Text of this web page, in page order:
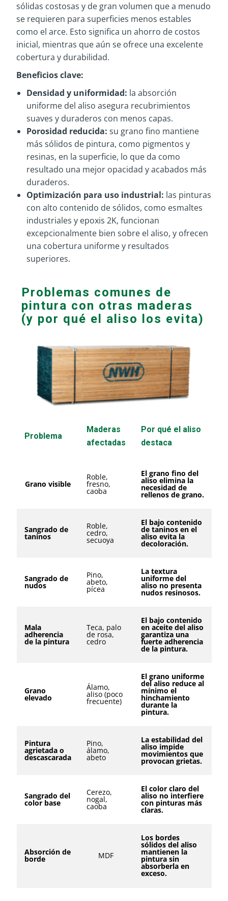
sólidas costosas y de gran volumen que a menudo
se requieren para superficies menos estables
como el arce. Esto significa un ahorro de costos
inicial, mientras que aún se ofrece una excelente
cobertura y durabilidad.
Beneficios clave:
Densidad y uniformidad: la absorción
uniforme del aliso asegura recubrimientos
suaves y duraderos con menos capas.
Porosidad reducida: su grano fino mantiene
más sólidos de pintura, como pigmentos y
resinas, en la superficie, lo que da como
resultado una mejor opacidad y acabados más
duraderos.
Optimización para uso industrial: las pinturas
con alto contenido de sólidos, como esmaltes
industriales y epoxis 2K, funcionan
excepcionalmente bien sobre el aliso, y ofrecen
una cobertura uniforme y resultados
superiores.
Problemas comunes de
pintura con otras maderas
(y por qué el aliso los evita)
Problema
Maderas
afectadas
Por qué el aliso
destaca
Grano visible
Roble,
fresno,
caoba
El grano fino del
aliso elimina la
necesidad de
rellenos de grano.
Sangrado de
taninos
Roble,
cedro,
secuoya
El bajo contenido
de taninos en el
aliso evita la
decoloración.
Sangrado de
nudos
Pino,
abeto,
pícea
La textura
uniforme del
aliso no presenta
nudos resinosos.
Mala
adherencia
de la pintura
Teca, palo
de rosa,
cedro
El bajo contenido
en aceite del aliso
garantiza una
fuerte adherencia
de la pintura.
Grano
elevado
Álamo,
aliso (poco
frecuente)
El grano uniforme
del aliso reduce al
mínimo el
hinchamiento
durante la
pintura.
Pintura
agrietada o
descascarada
Pino,
álamo,
abeto
La estabilidad del
aliso impide
movimientos que
provocan grietas.
Sangrado del
color base
Cerezo,
nogal,
caoba
El color claro del
aliso no interfiere
con pinturas más
claras.
Absorción de
borde MDF
Los bordes
sólidos del aliso
mantienen la
pintura sin
absorberla en
exceso.